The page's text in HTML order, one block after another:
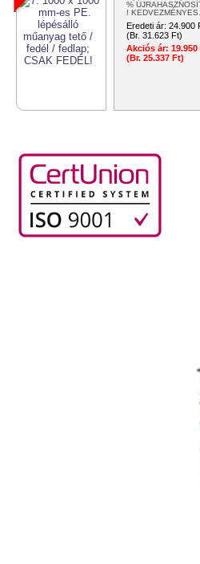
%
!
Eredeti ár: 24.900
(Br. 31.623 Ft)
Akciós ár:
(Br. 25.337 Ft)